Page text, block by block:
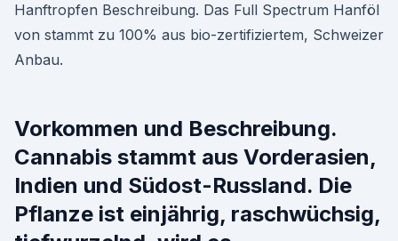
Hanftropfen Beschreibung. Das Full Spectrum Hanföl
von stammt zu 100% aus bio-zertifiziertem, Schweizer
Anbau.
Vorkommen und Beschreibung.
Cannabis stammt aus Vorderasien,
Indien und Südost-Russland. Die
Pflanze ist einjährig, raschwüchsig,